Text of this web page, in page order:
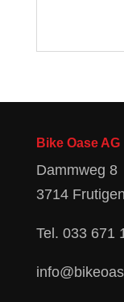
Bike Oase AG
Dammweg 8
3714 Frutigen
Tel. 033 671